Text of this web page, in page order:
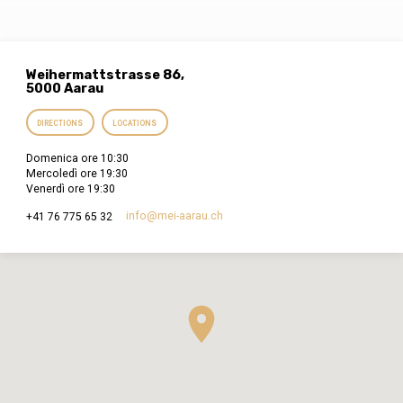
questo messaggio di salvezza al…
Weihermattstrasse 86,
5000 Aarau
DIRECTIONS LOCATIONS
Domenica ore 10:30
Mercoledì ore 19:30
Venerdì ore 19:30
+41 76 775 65 32 info​@mei-aarau.ch